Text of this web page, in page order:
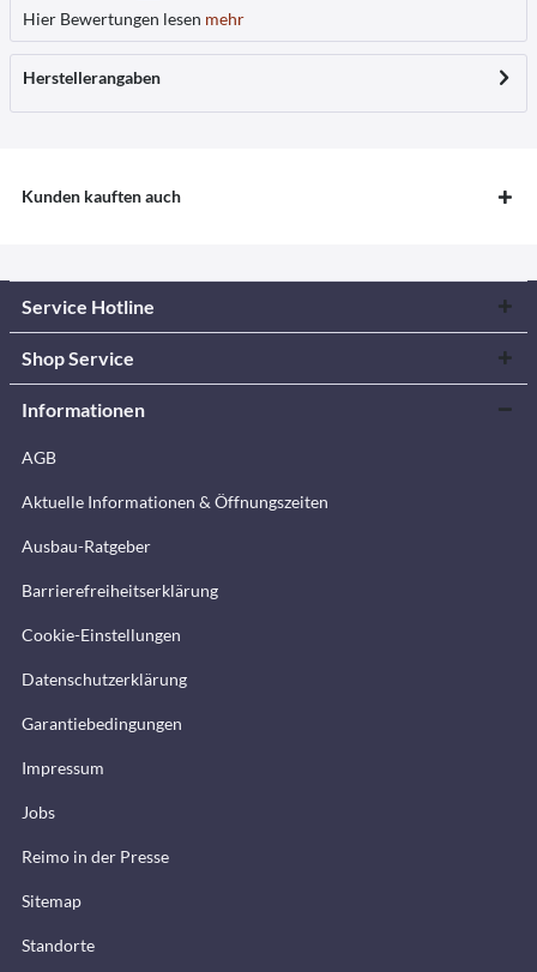
Hier Bewertungen lesen mehr
Herstellerangaben
Kunden kauften auch
Service Hotline
Shop Service
Informationen
AGB
Aktuelle Informationen & Öffnungszeiten
Ausbau-Ratgeber
Barrierefreiheitserklärung
Cookie-Einstellungen
Datenschutzerklärung
Garantiebedingungen
Impressum
Jobs
Reimo in der Presse
Sitemap
Standorte